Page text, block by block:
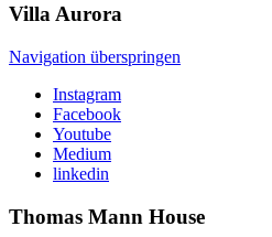
VillaAurora
Navigation überspringen
Instagram
Facebook
Youtube
Medium
linkedin
Thomas Mann House